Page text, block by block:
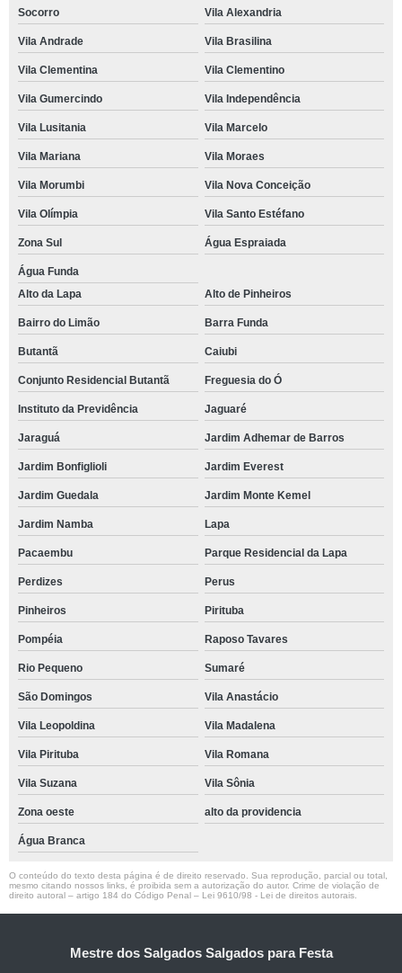
Socorro Vila Alexandria
Vila Andrade Vila Brasilina
Vila Clementina Vila Clementino
Vila Gumercindo Vila Independência
Vila Lusitania Vila Marcelo
Vila Mariana Vila Moraes
Vila Morumbi Vila Nova Conceição
Vila Olímpia Vila Santo Estéfano
Zona Sul Água Espraiada
Água Funda
Alto da Lapa
Alto de Pinheiros
Bairro do Limão Barra Funda
Butantã Caiubi
Conjunto Residencial Butantã Freguesia do Ó
Instituto da Previdência Jaguaré
Jaraguá Jardim Adhemar de Barros
Jardim Bonfiglioli Jardim Everest
Jardim Guedala Jardim Monte Kemel
Jardim Namba Lapa
Pacaembu Parque Residencial da Lapa
Perdizes Perus
Pinheiros Pirituba
Pompéia Raposo Tavares
Rio Pequeno Sumaré
São Domingos Vila Anastácio
Vila Leopoldina Vila Madalena
Vila Pirituba Vila Romana
Vila Suzana Vila Sônia
Zona oeste alto da providencia
Água Branca
O conteúdo do texto desta página é de direito reservado. Sua reprodução, parcial ou total,
mesmo citando nossos links, é proibida sem a autorização do autor. Crime de violação de
direito autoral – artigo 184 do Código Penal – Lei 9610/98 - Lei de direitos autorais
Mestre dos Salgados Salgados para Festa